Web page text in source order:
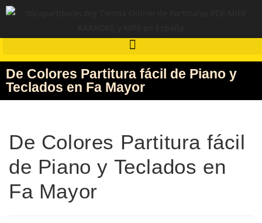
De Colores Partitura fácil de Piano y
Teclados en Fa Mayor
De Colores Partitura fácil
de Piano y Teclados en
Fa Mayor